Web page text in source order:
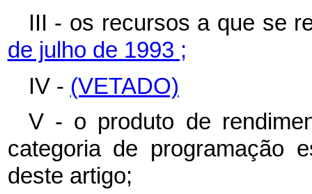
III - os recursos a que se
de julho de 1993 ;
IV - (VETADO)
V - o produto de
categoria de programação
deste artigo;